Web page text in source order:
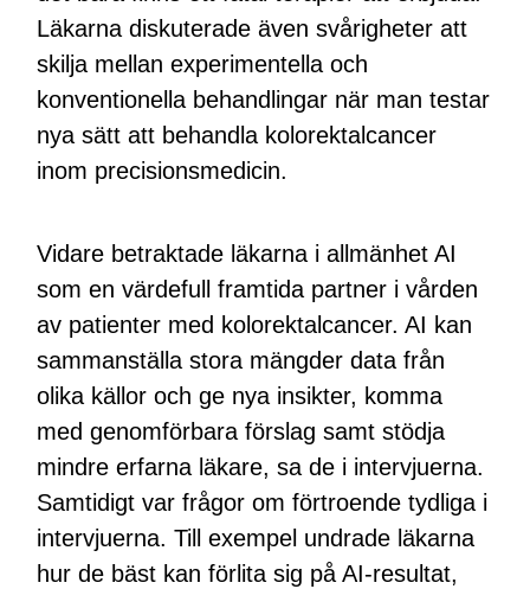
Läkarna diskuterade även svårigheter att
skilja mellan experimentella och
konventionella behandlingar när man testar
nya sätt att behandla kolorektalcancer
inom precisionsmedicin.
Vidare betraktade läkarna i allmänhet AI
som en värdefull framtida partner i vården
av patienter med kolorektalcancer. AI kan
sammanställa stora mängder data från
olika källor och ge nya insikter, komma
med genomförbara förslag samt stödja
mindre erfarna läkare, sa de i intervjuerna.
Samtidigt var frågor om förtroende tydliga i
intervjuerna. Till exempel undrade läkarna
hur de bäst kan förlita sig på AI-resultat,